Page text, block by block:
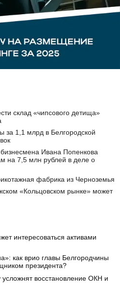
склад «чипсового детища»
за 1,1 млрд в Белгородской
Ивана Попенкова
на 7,5 млн рублей в деле о
фабрика из Черноземья
«Кольцовском рынке» может
интересоваться активами
как врио главы Белгородчины
президента?
восстановление ОКН и